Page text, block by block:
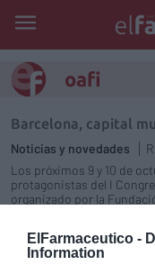
ElFarmaceutico -
Information
oafi
Barcelona, capital
Noticias y novedades
Los próximos 9 y 10 de
protagonistas del I
organizado por la